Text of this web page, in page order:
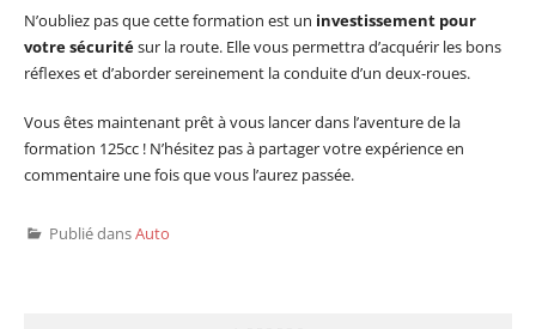
N’oubliez pas que cette formation est un investissement pour
votre sécuritésur la route. Elle vous permettra d’acquérir les bons
réflexes et d’aborder sereinement la conduite d’un deux-roues.
Vous êtes maintenant prêt à vous lancer dans l’aventure de la
formation 125cc ! N’hésitez pas à partager votre expérience en
commentaire une fois que vous l’aurez passée.
Publié dansAuto